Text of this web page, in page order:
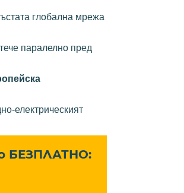
глобална мрежа
паралелно пред
електрическият
БЕЗПЛАТНО: